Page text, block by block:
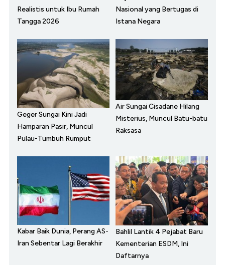
Realistis untuk Ibu Rumah
Tangga 2026
Nasional yang Bertugas di
Istana Negara
Geger Sungai Kini Jadi
Hamparan Pasir, Muncul
Pulau-Tumbuh Rumput
Air Sungai Cisadane Hilang
Misterius, Muncul Batu-batu
Raksasa
Kabar Baik Dunia, Perang AS-
Iran Sebentar Lagi Berakhir
Bahlil Lantik 4 Pejabat Baru
Kementerian ESDM, Ini
Daftarnya